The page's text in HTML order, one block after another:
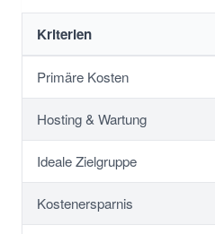
Kriterien
Primäre Kosten
Hosting & Wartung
Ideale Zielgruppe
Kostenersparnis